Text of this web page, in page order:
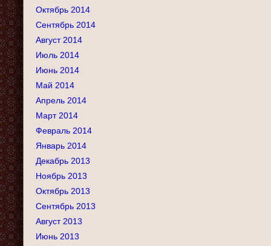
Октябрь 2014
Сентябрь 2014
Август 2014
Июль 2014
Июнь 2014
Май 2014
Апрель 2014
Март 2014
Февраль 2014
Январь 2014
Декабрь 2013
Ноябрь 2013
Октябрь 2013
Сентябрь 2013
Август 2013
Июнь 2013